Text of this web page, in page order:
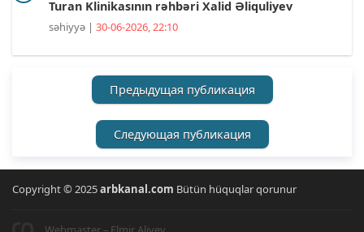
Turan Klinikasının rəhbəri Xalid Əliquliyev
səhiyyə | 30-06-2026, 22:10
Предыдущая публикация
Следующая публикация
Copyright © 2025arbkanal.com Bütün hüquqlar qorunur